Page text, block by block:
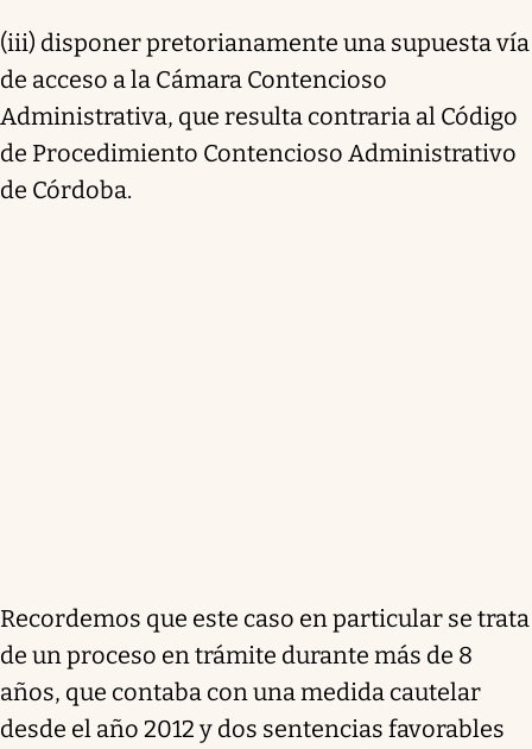
(iii) disponer pretorianamente una supuesta vía
de acceso a la Cámara Contencioso
Administrativa, que resulta contraria al Código
de Procedimiento Contencioso Administrativo
de Córdoba.
Recordemos que este caso en particular se trata
de un proceso en trámite durante más de 8
años, que contaba con una medida cautelar
desde el año 2012 y dos sentencias favorables